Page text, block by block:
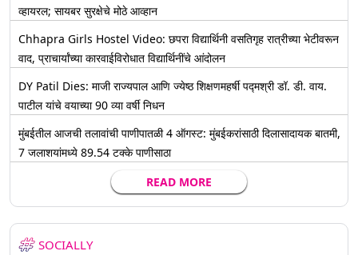
व्हायरल; सायबर सुरक्षेचे मोठे आव्हान
Chhapra Girls Hostel Video: छपरा विद्यार्थिनी वसतिगृह रात्रीच्या भेटीवरून
वाद, प्राचार्यांच्या कारवाईविरोधात विद्यार्थिनींचे आंदोलन
DY Patil Dies: माजी राज्यपाल आणि ज्येष्ठ शिक्षणमहर्षी पद्मश्री डॉ. डी. वाय.
पाटील यांचे वयाच्या 90 व्या वर्षी निधन
मुंबईतील आजची तलावांची पाणीपातळी 4 ऑगस्ट: मुंबईकरांसाठी दिलासादायक बातमी,
7 जलाशयांमध्ये 89.54 टक्के पाणीसाठा
READ MORE
SOCIALLY